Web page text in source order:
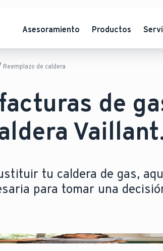
Asesoramiento Productos
Reemplazo de caldera
de
tu caldera de gas,
para tomar una